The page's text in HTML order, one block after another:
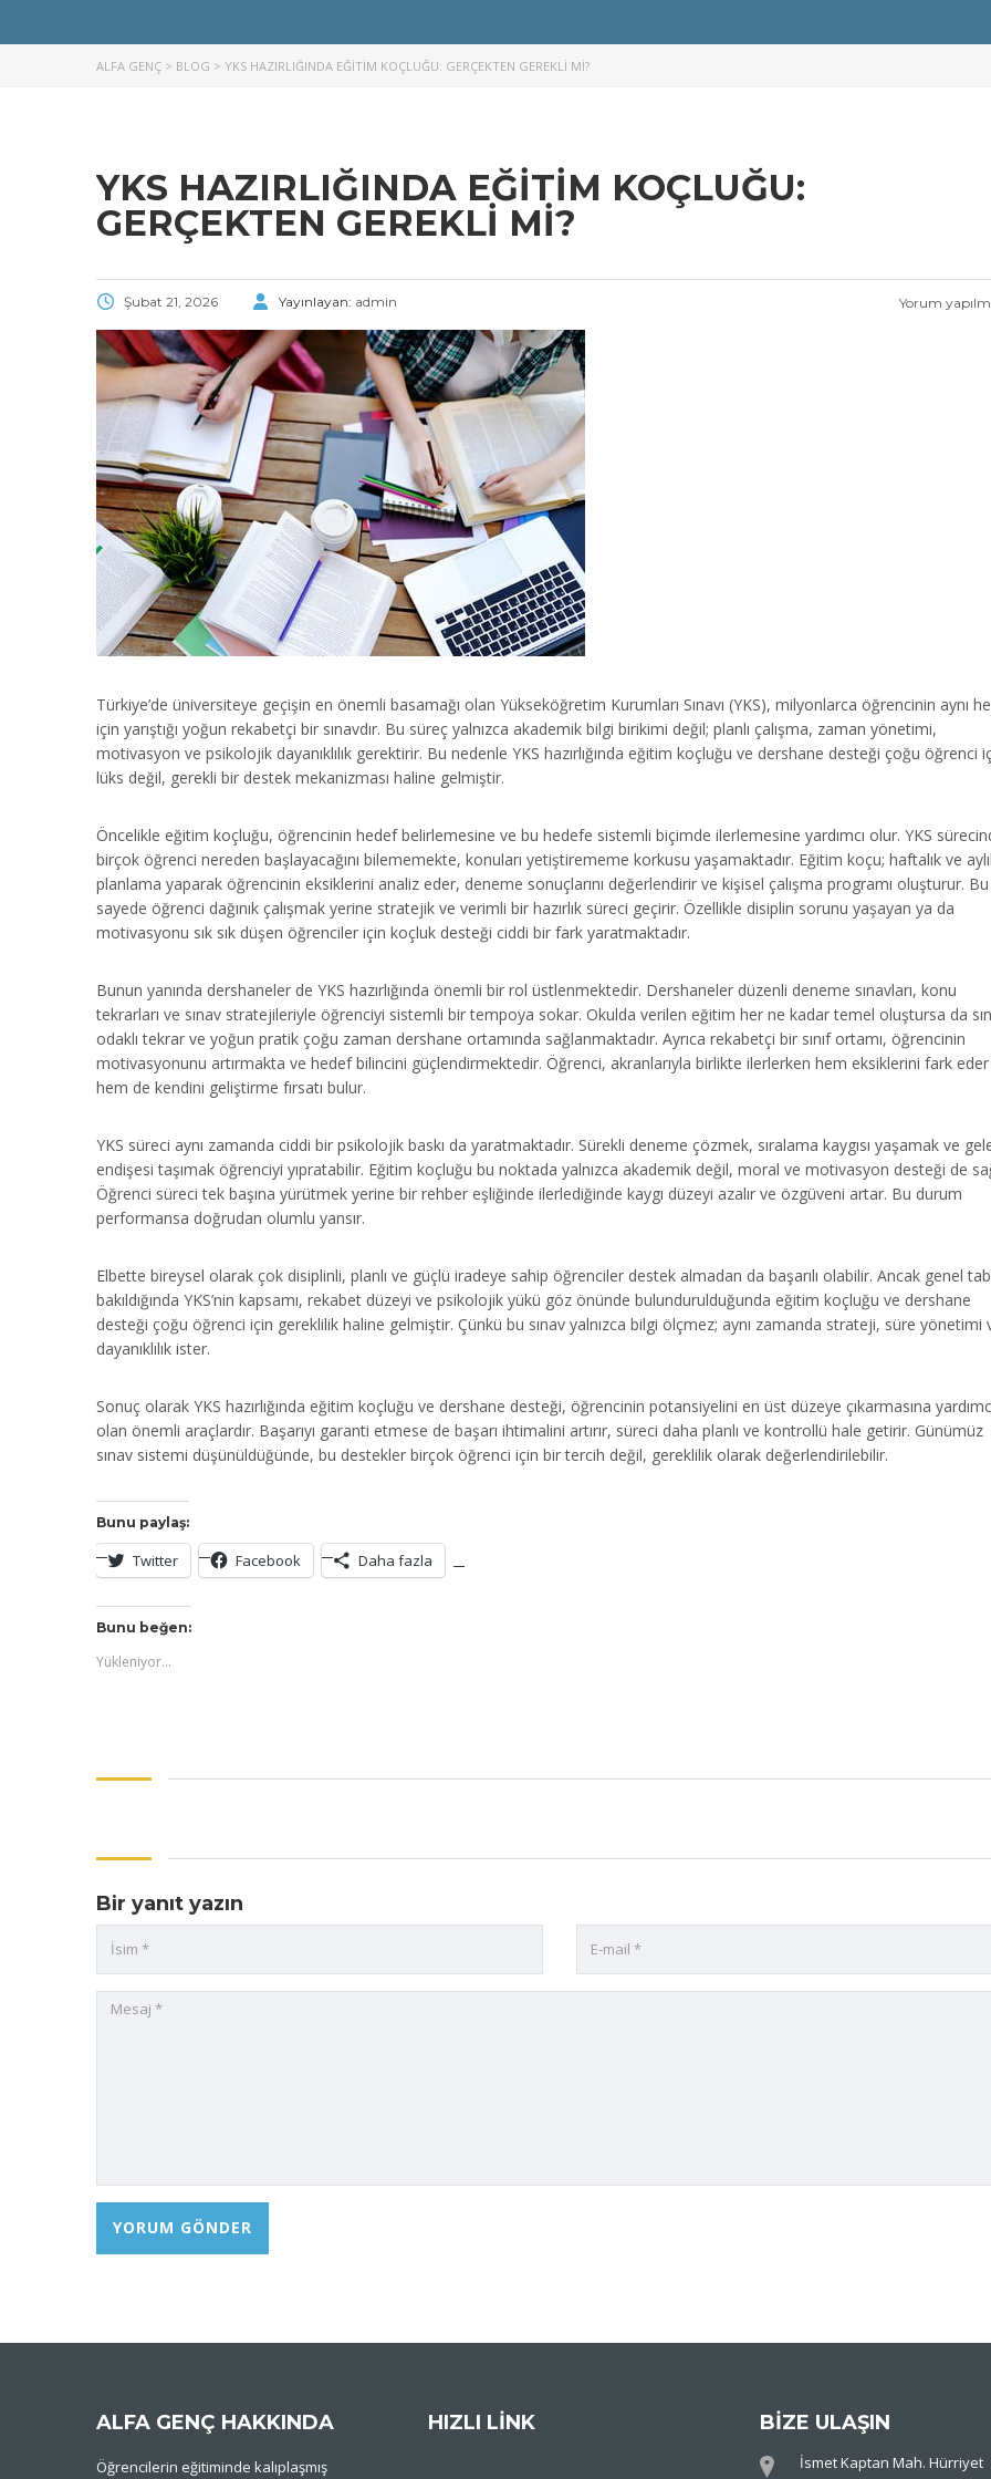
ALFA GENÇ > BLOG > YKS HAZIRLIĞINDA EĞITIM KOÇLUĞU: GERÇEKTEN GEREKLI MI?
YKS HAZIRLIĞINDA EĞITIM KOÇLUĞU:
GERÇEKTEN GEREKLI MI?
Şubat 21, 2026 Yayınlayan: admin Yorum
Türkiye’de üniversiteye geçişin en önemli basamağı olan Yükseköğretim Kurumları Sınavı (YKS), milyonlarca öğrencinin aynı
için yarıştığı yoğun rekabetçi bir sınavdır. Bu süreç yalnızca akademik bilgi birikimi değil; planlı çalışma, zaman yönetimi,
motivasyon ve psikolojik dayanıklılık gerektirir. Bu nedenle YKS hazırlığında eğitim koçluğu ve dershane desteği çoğu öğrenci
lüks değil, gerekli bir destek mekanizması haline gelmiştir.
Öncelikle eğitim koçluğu, öğrencinin hedef belirlemesine ve bu hedefe sistemli biçimde ilerlemesine yardımcı olur. YKS
birçok öğrenci nereden başlayacağını bilememekte, konuları yetiştirememe korkusu yaşamaktadır. Eğitim koçu; haftalık ve
planlama yaparak öğrencinin eksiklerini analiz eder, deneme sonuçlarını değerlendirir ve kişisel çalışma programı oluşturur. Bu
sayede öğrenci dağınık çalışmak yerine stratejik ve verimli bir hazırlık süreci geçirir. Özellikle disiplin sorunu yaşayan ya da
motivasyonu sık sık düşen öğrenciler için koçluk desteği ciddi bir fark yaratmaktadır.
Bunun yanında dershaneler de YKS hazırlığında önemli bir rol üstlenmektedir. Dershaneler düzenli deneme sınavları, konu
tekrarları ve sınav stratejileriyle öğrenciyi sistemli bir tempoya sokar. Okulda verilen eğitim her ne kadar temel oluştursa da
odaklı tekrar ve yoğun pratik çoğu zaman dershane ortamında sağlanmaktadır. Ayrıca rekabetçi bir sınıf ortamı, öğrencinin
motivasyonunu artırmakta ve hedef bilincini güçlendirmektedir. Öğrenci, akranlarıyla birlikte ilerlerken hem eksiklerini fark eder
hem de kendini geliştirme fırsatı bulur.
YKS süreci aynı zamanda ciddi bir psikolojik baskı da yaratmaktadır. Sürekli deneme çözmek, sıralama kaygısı yaşamak ve
endişesi taşımak öğrenciyi yıpratabilir. Eğitim koçluğu bu noktada yalnızca akademik değil, moral ve motivasyon desteği de
Öğrenci süreci tek başına yürütmek yerine bir rehber eşliğinde ilerlediğinde kaygı düzeyi azalır ve özgüveni artar. Bu durum
performansa doğrudan olumlu yansır.
Elbette bireysel olarak çok disiplinli, planlı ve güçlü iradeye sahip öğrenciler destek almadan da başarılı olabilir. Ancak genel
bakıldığında YKS’nin kapsamı, rekabet düzeyi ve psikolojik yükü göz önünde bulundurulduğunda eğitim koçluğu ve dershane
desteği çoğu öğrenci için gereklilik haline gelmiştir. Çünkü bu sınav yalnızca bilgi ölçmez; aynı zamanda strateji, süre yönetimi
dayanıklılık ister.
Sonuç olarak YKS hazırlığında eğitim koçluğu ve dershane desteği, öğrencinin potansiyelini en üst düzeye çıkarmasına
olan önemli araçlardır. Başarıyı garanti etmese de başarı ihtimalini artırır, süreci daha planlı ve kontrollü hale getirir. Günümüz
sınav sistemi düşünüldüğünde, bu destekler birçok öğrenci için bir tercih değil, gereklilik olarak değerlendirilebilir.
Bunu paylaş:
Twitter Facebook Daha fazla
Bunu beğen:
Yükleniyor...
Bir yanıt yazın
ALFA GENÇ HAKKINDA
Öğrencilerin eğitiminde kalıplaşmış
HIZLI LİNK BİZE ULAŞIN
İsmet Kaptan Mah. Hürriyet